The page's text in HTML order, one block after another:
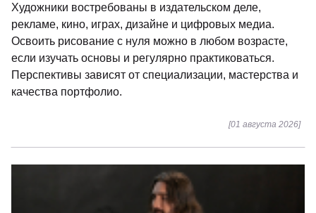
Художники востребованы в издательском деле,
рекламе, кино, играх, дизайне и цифровых медиа.
Освоить рисование с нуля можно в любом возрасте,
если изучать основы и регулярно практиковаться.
Перспективы зависят от специализации, мастерства и
качества портфолио.
[01 августа 2026]